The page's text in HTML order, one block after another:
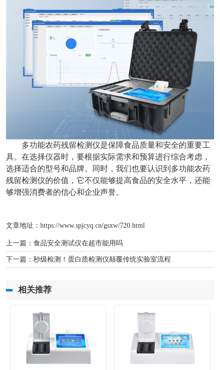
多功能农药残留检测仪是保障食品质量和安全的重要工
具。在选择仪器时，要根据实际需求和预算进行综合考虑，
选择适合的型号和品牌。同时，我们也要认识到多功能农药
残留检测仪的价值，它不仅能够提高食品的安全水平，还能
够增强消费者的信心和企业声誉。
文章地址： https://www.spjcyq.cn/gsxw/720.html
上一篇： 食品安全测试仪在超市能用吗
下一篇： 秒级检测！蛋白质检测仪颠覆传统实验室流程
相关推荐